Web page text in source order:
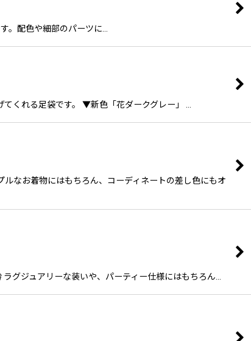
。配色や細部のパーツに…
くれる足袋です。 ▼新色「花ダークグレー」 …
なお着物にはもちろん、コーディネートの差し色にもオ
グジュアリーな装いや、パーティー仕様にはもちろん…